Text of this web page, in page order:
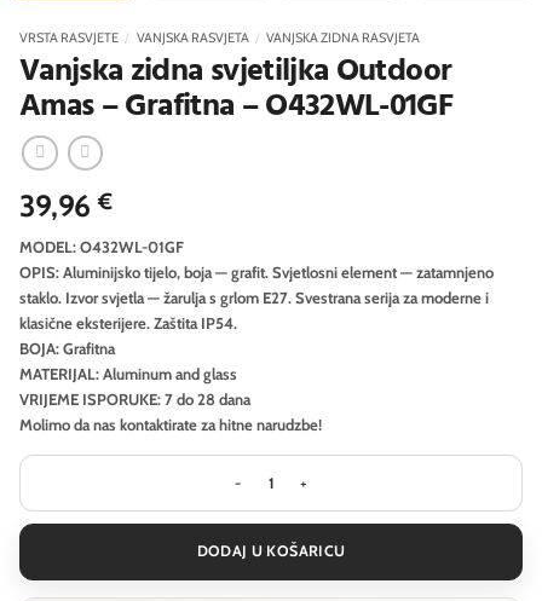
VRSTA RASVJETE / VANJSKA RASVJETA / VANJSKA ZIDNA RASVJETA
Vanjska zidna svjetiljka Outdoor
Amas – Grafitna – O432WL-01GF
39,96 €
MODEL: O432WL-01GF
OPIS: Aluminijsko tijelo, boja — grafit. Svjetlosni element — zatamnjeno
staklo. Izvor svjetla — žarulja s grlom E27. Svestrana serija za moderne i
klasične eksterijere. Zaštita IP54.
BOJA: Grafitna
MATERIJAL: Aluminum and glass
VRIJEME ISPORUKE: 7 do 28 dana
Molimo da nas kontaktirate za hitne narudzbe!
Vanjska zidna svjetiljka Outdoor
DODAJ U KOŠARICU